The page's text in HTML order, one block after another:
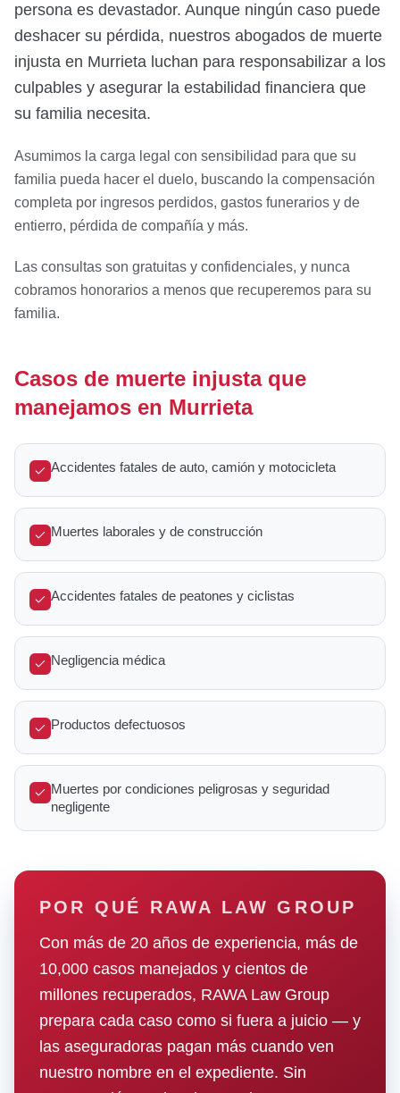
persona es devastador. Aunque ningún caso puede
deshacer su pérdida, nuestros abogados de muerte
injusta en Murrieta luchan para responsabilizar a los
culpables y asegurar la estabilidad financiera que
su familia necesita.
Asumimos la carga legal con sensibilidad para que su
familia pueda hacer el duelo, buscando la compensación
completa por ingresos perdidos, gastos funerarios y de
entierro, pérdida de compañía y más.
Las consultas son gratuitas y confidenciales, y nunca
cobramos honorarios a menos que recuperemos para su
familia.
Casos de muerte injusta que
manejamos en Murrieta
Accidentes fatales de auto, camión y motocicleta
Muertes laborales y de construcción
Accidentes fatales de peatones y ciclistas
Negligencia médica
Productos defectuosos
Muertes por condiciones peligrosas y seguridad
negligente
POR QUÉ RAWA LAW GROUP
Con más de 20 años de experiencia, más de
10,000 casos manejados y cientos de
millones recuperados, RAWA Law Group
prepara cada caso como si fuera a juicio — y
las aseguradoras pagan más cuando ven
nuestro nombre en el expediente. Sin